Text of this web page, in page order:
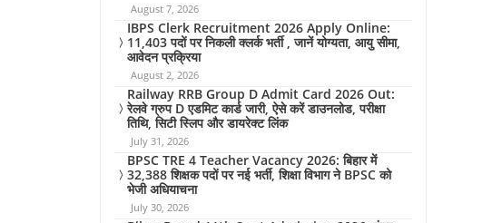
August 7, 2026
IBPS Clerk Recruitment 2026 Apply Online:
11,403 पदों पर निकली क्लर्क भर्ती , जानें योग्यता, आयु सीमा,
आवेदन प्रक्रिया
August 2, 2026
Railway RRB Group D Admit Card 2026 Out:
रेलवे ग्रुप D एडमिट कार्ड जारी, ऐसे करें डाउनलोड, परीक्षा
तिथि, सिटी स्लिप और डायरेक्ट लिंक
July 31, 2026
BPSC TRE 4 Teacher Vacancy 2026: बिहार में
32,388 शिक्षक पदों पर नई भर्ती, शिक्षा विभाग ने BPSC को
भेजी अधियाचना
July 30, 2026